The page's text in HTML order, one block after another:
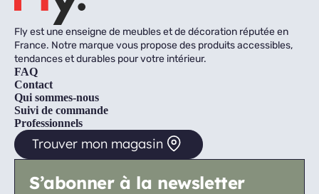
Fly est une enseigne de meubles et de décoration réputée en
France. Notre marque vous propose des produits accessibles,
tendances et durables pour votre intérieur.
FAQ
Contact
Qui sommes-nous
Suivi de commande
Professionnels
Trouver mon magasin
S’abonner à la newsletter